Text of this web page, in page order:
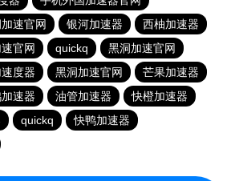
速官网 银河加速器
西柚加速器
官网 quickq
黑洞加速官网
度器 黑洞加速官网
芒果加速器
速器 油管加速器
快橙加速器
quickq
快鸭加速器